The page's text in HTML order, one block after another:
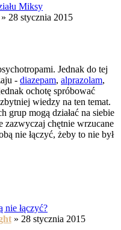
Miksy
28 stycznia 2015
Jednak do tej
- diazepam, alprazolam,
ochotę spróbować
wiedzy na ten temat.
grup mogą działać na siebie
zazwyczaj chętnie wrzucane
nie łączyć, żeby to nie był
nie łączyć?
» 28 stycznia 2015